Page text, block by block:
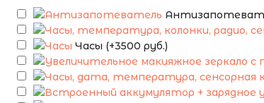
Часы (+3500 руб.)